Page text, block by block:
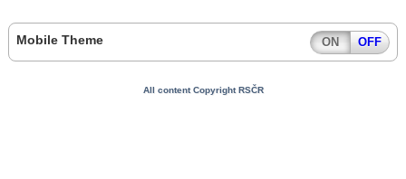
Mobile Theme ON OFF
All content Copyright RSČR